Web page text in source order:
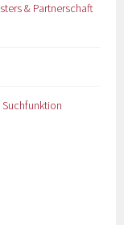
& Partnerschaft